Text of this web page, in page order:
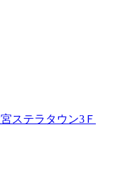
ステラタウン3Ｆ